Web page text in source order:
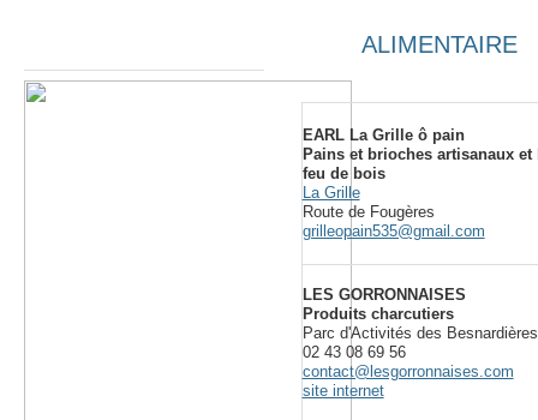
ALIMENTAIRE
EARL La Grille ô pain
Pains et brioches artisanaux
feu de bois
La Grille
Route de Fougères
grilleopain535@gmail.com
LES GORRONNAISES
Produits charcutiers
Parc d'Activités des Besnardières
02 43 08 69 56
contact@lesgorronnaises.com
site internet